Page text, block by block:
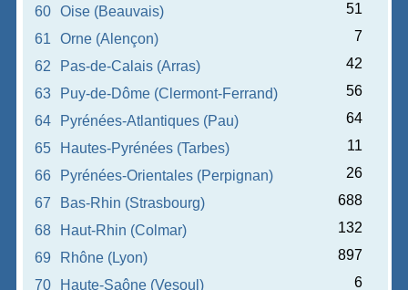
60
Oise (Beauvais)
51
61
Orne (Alençon)
7
62
Pas-de-Calais (Arras)
42
63
Puy-de-Dôme (Clermont-Ferrand)
56
64
Pyrénées-Atlantiques (Pau)
64
65
Hautes-Pyrénées (Tarbes)
11
66
Pyrénées-Orientales (Perpignan)
26
67
Bas-Rhin (Strasbourg)
688
68
Haut-Rhin (Colmar)
132
69
Rhône (Lyon)
897
70
Haute-Saône (Vesoul)
6